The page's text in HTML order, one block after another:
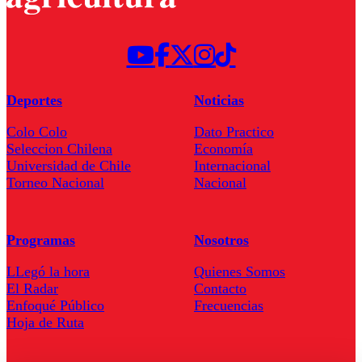
Deportes
Colo Colo
Seleccion Chilena
Universidad de Chile
Torneo Nacional
Noticias
Dato Practico
Economía
Internacional
Nacional
Programas
LLegó la hora
El Radar
Enfoqué Público
Hoja de Ruta
Nosotros
Quienes Somos
Contacto
Frecuencias